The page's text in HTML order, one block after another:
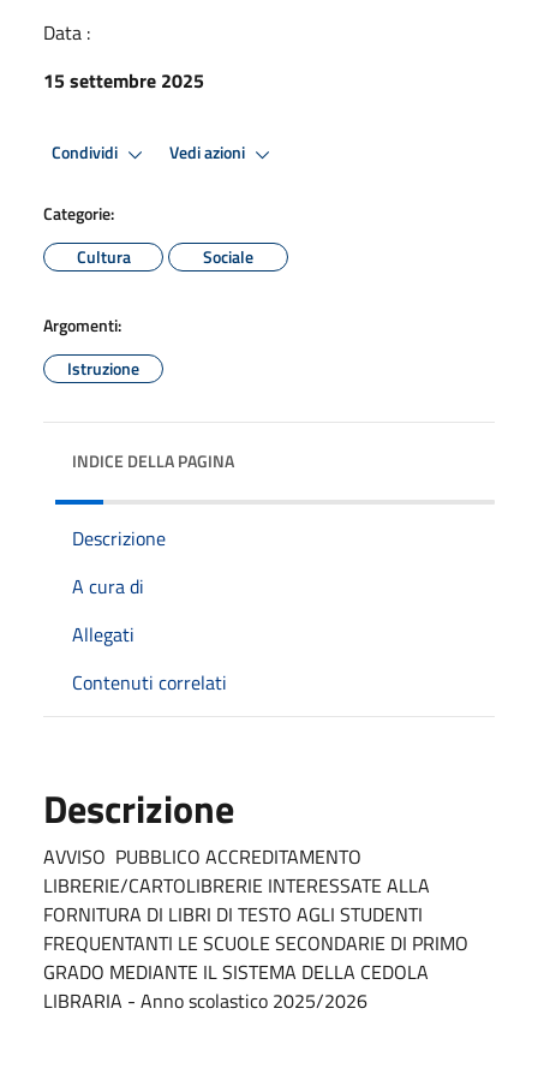
Data :
15 settembre 2025
Condividi Vedi azioni
Categorie:
Cultura
Sociale
Argomenti:
Istruzione
INDICE DELLA PAGINA
Descrizione
A cura di
Allegati
Contenuti correlati
Descrizione
AVVISO PUBBLICO ACCREDITAMENTO
LIBRERIE/CARTOLIBRERIE INTERESSATE ALLA
FORNITURA DI LIBRI DI TESTO AGLI STUDENTI
FREQUENTANTI LE SCUOLE SECONDARIE DI PRIMO
GRADO MEDIANTE IL SISTEMA DELLA CEDOLA
LIBRARIA - Anno scolastico 2025/2026